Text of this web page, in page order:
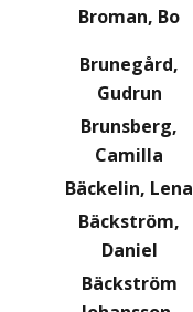
Broman, Bo
Brunegård,
Gudrun
Brunsberg,
Camilla
Bäckelin, Lena
Bäckström,
Daniel
Bäckström